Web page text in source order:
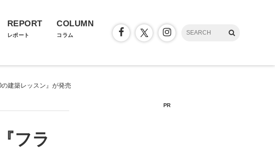
REPORT
レポート
COLUMN
コラム
建築レッスン』が発売
フラ
PR